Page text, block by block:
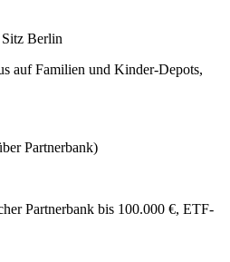
Berlin
auf Familien und Kinder-Depots,
Partnerbank)
Partnerbank bis 100.000 €, ETF-